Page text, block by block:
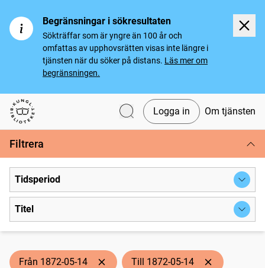
Begränsningar i sökresultaten
Sökträffar som är yngre än 100 år och
omfattas av upphovsrätten visas inte längre i
tjänsten när du söker på distans. Läs mer om
begränsningen.
Svenska tidningar
Logga in Om tjänsten
Filtrera
Tidsperiod
Titel
Från 1872-05-14 Till 1872-05-14